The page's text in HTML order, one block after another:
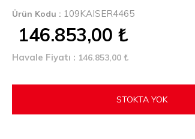
Ürün Kodu : 109KAISER4465
146.853,00 ₺
Havale Fiyatı : 146.853,00 ₺
STOKTA YOK